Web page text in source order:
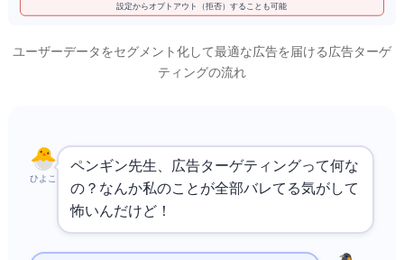
設定からオプトアウト（拒否）することも可能
ユーザーデータをセグメント化して最適な広告を届ける広告ターゲ
ティングの流れ
ひよこ
ペンギン先生、広告ターゲティングって何な
の？なんか私のことが全部バレてる気がして
怖いんだけど！